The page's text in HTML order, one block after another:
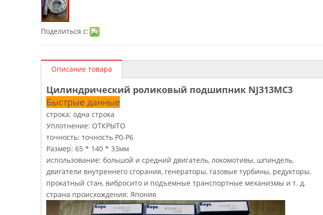
Поделиться с:
Описание товара
Цилиндрический роликовый подшипник NJ313MC3
Быстрые данные
строка: одна строка
Уплотнение: ОТКРЫТО
точность: точность P0-P6
Размер: 65 * 140 * 33мм
использование: большой и средний двигатель, локомотивы, шпиндель,
двигатели внутреннего сгорания, генераторы, газовые турбины, редукторы,
прокатный стан, вибросито и подъемные транспортные механизмы и т. д.
страна происхождения: Япония